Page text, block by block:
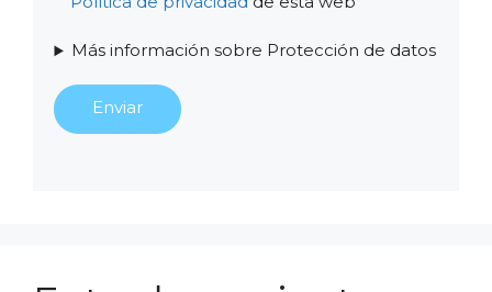
Más información sobre Protección de datos